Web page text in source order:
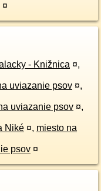
¤
- Knižnica ¤,
uviazanie psov ¤,
uviazanie psov ¤,
Niké ¤, miesto na
psov ¤